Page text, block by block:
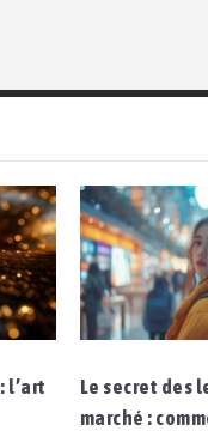
l’art
Le secret des
marché :